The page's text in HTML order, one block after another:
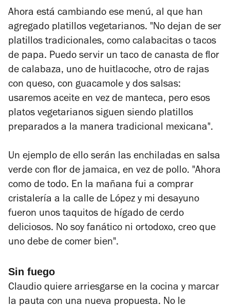
Ahora está cambiando ese menú, al que han
agregado platillos vegetarianos. "No dejan de ser
platillos tradicionales, como calabacitas o tacos
de papa. Puedo servir un taco de canasta de flor
de calabaza, uno de huitlacoche, otro de rajas
con queso, con guacamole y dos salsas:
usaremos aceite en vez de manteca, pero esos
platos vegetarianos siguen siendo platillos
preparados a la manera tradicional mexicana".
Un ejemplo de ello serán las enchiladas en salsa
verde con flor de jamaica, en vez de pollo. "Ahora
como de todo. En la mañana fui a comprar
cristalería a la calle de López y mi desayuno
fueron unos taquitos de hígado de cerdo
deliciosos. No soy fanático ni ortodoxo, creo que
uno debe de comer bien".
Sin fuego
Claudio quiere arriesgarse en la cocina y marcar
la pauta con una nueva propuesta. No le